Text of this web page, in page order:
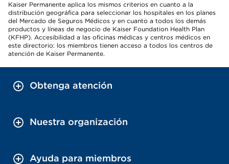
Kaiser Permanente aplica los mismos criterios en cuanto a la
distribución geográfica para seleccionar los hospitales en los planes
del Mercado de Seguros Médicos y en cuanto a todos los demás
productos y líneas de negocio de Kaiser Foundation Health Plan
(KFHP). Accesibilidad a las oficinas médicas y centros médicos en
este directorio: los miembros tienen acceso a todos los centros de
atención de Kaiser Permanente.
Obtenga atención
Nuestra organización
Ayuda para miembros